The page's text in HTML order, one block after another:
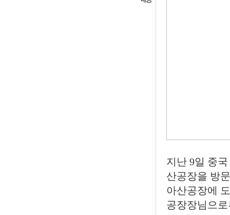
지난 9일 중
산공장을 방
아산공장에
공장장님으